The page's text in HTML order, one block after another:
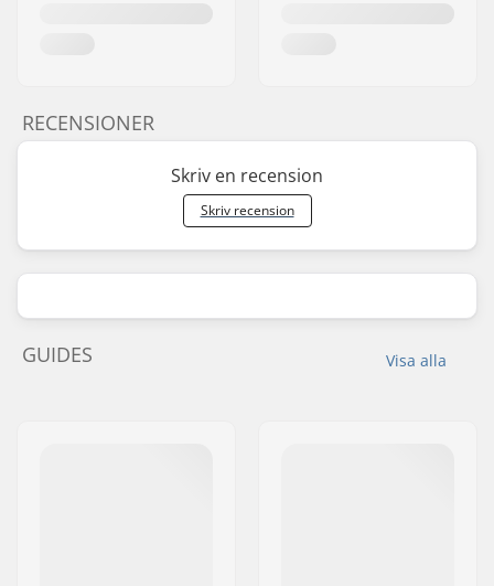
RECENSIONER
Skriv en recension
Skriv recension
Visa alla
GUIDES